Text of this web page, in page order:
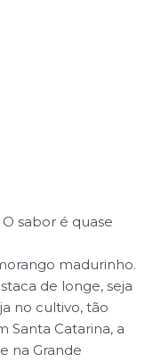
sabor é quase
madurinho.
de longe, seja
no cultivo, tão
Santa Catarina, a
na Grande